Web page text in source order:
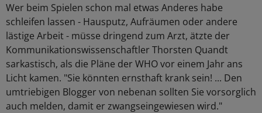
Wer beim Spielen schon mal etwas Anderes habe
schleifen lassen - Hausputz, Aufräumen oder andere
lästige Arbeit - müsse dringend zum Arzt, ätzte der
Kommunikationswissenschaftler Thorsten Quandt
sarkastisch, als die Pläne der WHO vor einem Jahr ans
Licht kamen. "Sie könnten ernsthaft krank sein! ... Den
umtriebigen Blogger von nebenan sollten Sie vorsorglich
auch melden, damit er zwangseingewiesen wird."